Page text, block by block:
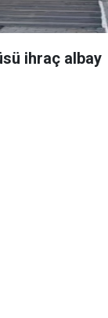
ihraç albay